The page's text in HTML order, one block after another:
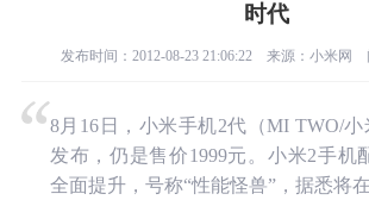
时代
发布时间：2012-08-23 21:06:22 来源： 小米网
8月16日，小米手机2代（MI TWO/小
发布，仍是售价1999元。小米2手机
全面提升，号称“性能怪兽”，据悉将